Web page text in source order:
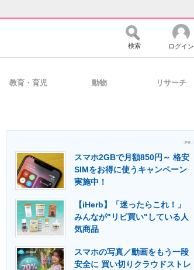
のコミュニティ マーケ×ITの今がよく分かる
導入・活用を支援
検索 ログイン
教育・育児 動物 リサーチ
- PR -
スマホ2GBで月額850円～ 格安
SIMをお得に使うキャンペーン
実施中！
【iHerb】「迷ったらこれ！」
みんなが"リピ買い"している人
気商品
スマホの写真／動画をもう一段
安全に 買い切りクラウドストレ